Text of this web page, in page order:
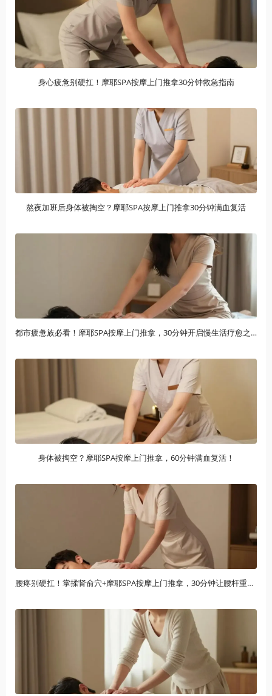
身心疲惫别硬扛！摩耶SPA按摩上门推拿30分钟救急指南
熬夜加班后身体被掏空？摩耶SPA按摩上门推拿30分钟满血复活
都市疲惫族必看！摩耶SPA按摩上门推拿，30分钟开启慢生活疗愈之旅
身体被掏空？摩耶SPA按摩上门推拿，60分钟满血复活！
腰疼别硬扛！掌揉肾俞穴+摩耶SPA按摩上门推拿，30分钟让腰杆重获新生